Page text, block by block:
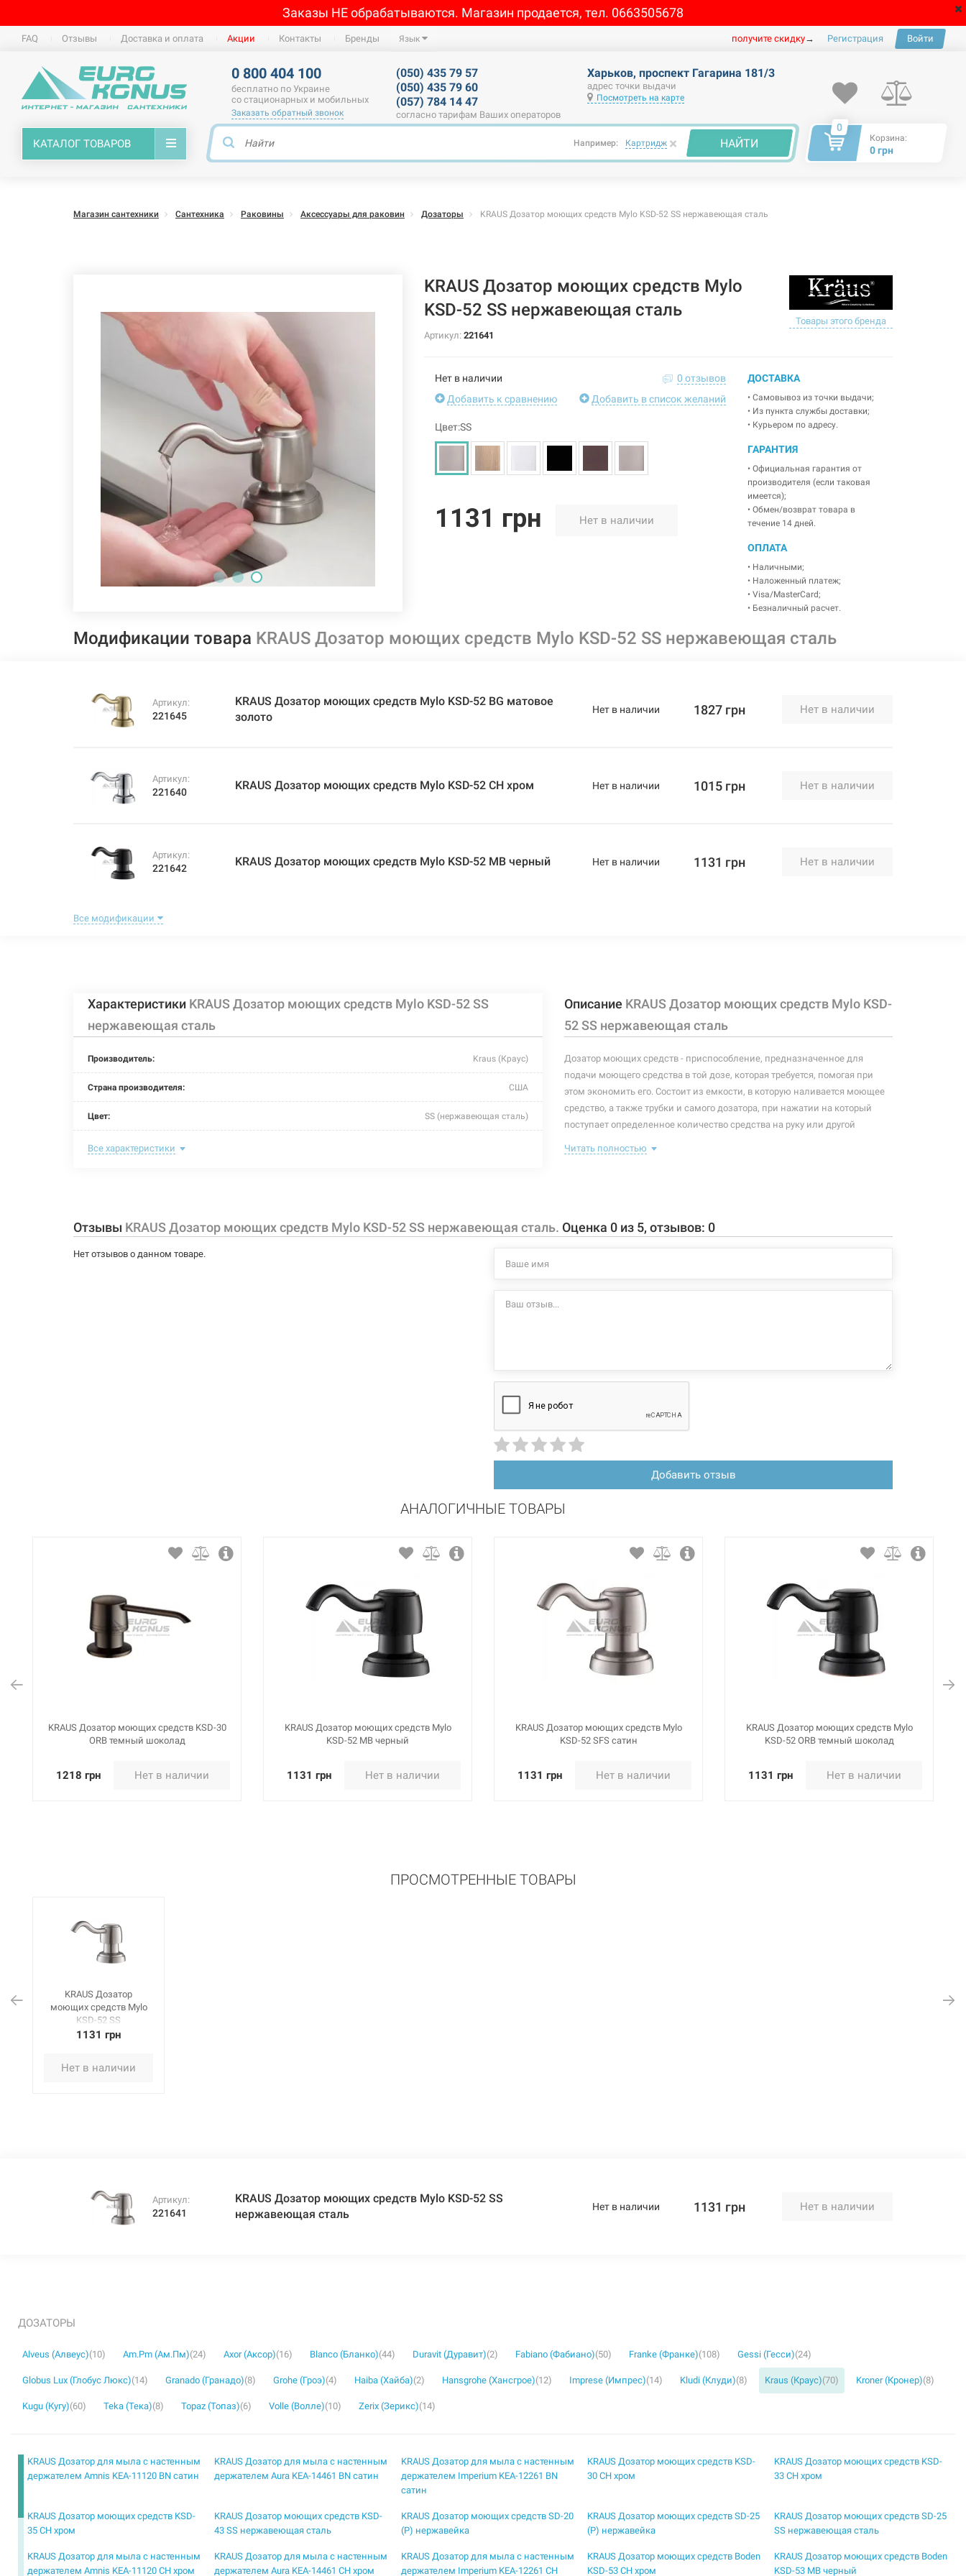
Заказы НЕ обрабатываются. Магазин продается, тел. 0663505678
FAQ Отзывы Доставка и оплата Акции Контакты Бренды Язык получите скидку→ Регистрация Войти
0 800 404 100
бесплатно по Украине
со стационарных и мобильных
Заказать обратный звонок
(050) 435 79 57
(050) 435 79 60
(057) 784 14 47
согласно тарифам Ваших операторов
Харьков, проспект Гагарина 181/3
адрес точки выдачи
Посмотреть на карте
КАТАЛОГ ТОВАРОВ Например: Картридж × НАЙТИ
0
Корзина:
0 грн
Магазин сантехники Сантехника Раковины Аксессуары для раковин Дозаторы KRAUS Дозатор моющих средств Mylo KSD-52 SS нержавеющая сталь
KRAUS Дозатор моющих средств Mylo
KSD-52 SS нержавеющая сталь
Товары этого бренда
Артикул: 221641
Нет в наличии
0 отзывов
Добавить к сравнению
Добавить в список желаний
Цвет:SS
1131 грн Нет в наличии
ДОСТАВКА
• Самовывоз из точки выдачи;
• Из пункта службы доставки;
• Курьером по адресу.
ГАРАНТИЯ
• Официальная гарантия от
производителя (если таковая
имеется);
• Обмен/возврат товара в
течение 14 дней.
ОПЛАТА
• Наличными;
• Наложенный платеж;
• Visa/MasterCard;
• Безналичный расчет.
Модификации товара KRAUS Дозатор моющих средств Mylo KSD-52 SS нержавеющая сталь
Артикул:
221645
KRAUS Дозатор моющих средств Mylo KSD-52 BG матовое
золото
Нет в наличии 1827 грн Нет в наличии
Артикул:
221640 KRAUS Дозатор моющих средств Mylo KSD-52 CH хром Нет в наличии 1015 грн Нет в наличии
Артикул:
221642 KRAUS Дозатор моющих средств Mylo KSD-52 MB черный Нет в наличии 1131 грн Нет в наличии
Артикул:
221643 KRAUS Дозатор моющих средств Mylo KSD-52 SFS сатин 1131 грн Нет в наличии
Все модификации
Характеристики KRAUS Дозатор моющих средств Mylo KSD-52 SS
нержавеющая сталь
Производитель: Kraus (Краус)
Страна производителя: США
Цвет: SS (нержавеющая сталь)
Длина:
Материал: латунь/пластик
Тип монтажа: встроенный
Все характеристики
Описание KRAUS Дозатор моющих средств Mylo KSD-
52 SS нержавеющая сталь
Дозатор моющих средств - приспособление, предназначенное для
подачи моющего средства в той дозе, которая требуется, помогая при
этом экономить его. Состоит из емкости, в которую наливается моющее
средство, а также трубки и самого дозатора, при нажатии на который
поступает определенное количество средства на руку или другой
зрения попадает только дозатор, который можно комбинировать в
Характеристики и конфигурация изделия, а также комплектация товара
Читать полностью
Отзывы KRAUS Дозатор моющих средств Mylo KSD-52 SS нержавеющая сталь. Оценка 0 из 5, отзывов: 0
Нет отзывов о данном товаре.
Добавить отзыв
АНАЛОГИЧНЫЕ ТОВАРЫ
KRAUS Дозатор моющих средств Mylo
KSD-52 MB черный
1131 грн Нет в наличии
KRAUS Дозатор моющих средств Mylo
KSD-52 SFS сатин
1131 грн Нет в наличии
KRAUS Дозатор моющих средств Mylo
KSD-52 ORB темный шоколад
1131 грн Нет в наличии
KRAUS Дозатор моющих средств Boden
KSD-53 CH хром
1160 грн Нет в наличии
ПРОСМОТРЕННЫЕ ТОВАРЫ
KRAUS Дозатор
моющих средств Mylo
KSD-52 SS
нержавеющая сталь
1131 грн
Нет в наличии
Артикул:
221641
KRAUS Дозатор моющих средств Mylo KSD-52 SS
нержавеющая сталь
Нет в наличии 1131 грн Нет в наличии
ДОЗАТОРЫ
Alveus (Алвеус)(10) Am.Pm (Ам.Пм)(24) Axor (Аксор)(16) Blanco (Бланко)(44) Duravit (Дуравит)(2) Fabiano (Фабиано)(50) Franke (Франке)(108) Gessi (Гесси)(24)
Globus Lux (Глобус Люкс)(14) Granado (Гранадо)(8) Grohe (Гроэ)(4) Haiba (Хайба)(2) Hansgrohe (Хансгрое)(12) Imprese (Импрес)(14) Kludi (Клуди)(8) Kraus (Краус)(70) Kroner (Кронер)(8)
Kugu (Кугу)(60) Teka (Тека)(8) Topaz (Топаз)(6) Volle (Волле)(10) Zerix (Зерикс)(14)
KRAUS Дозатор для мыла с настенным
держателем Amnis KEA-11120 BN сатин
KRAUS Дозатор для мыла с настенным
держателем Aura KEA-14461 BN сатин
KRAUS Дозатор для мыла с настенным
держателем Imperium KEA-12261 BN
сатин
KRAUS Дозатор моющих средств KSD-
30 CH хром
KRAUS Дозатор моющих средств KSD-
33 CH хром
KRAUS Дозатор моющих средств KSD-
35 CH хром
KRAUS Дозатор моющих средств KSD-
43 SS нержавеющая сталь
KRAUS Дозатор моющих средств SD-20
(P) нержавейка
KRAUS Дозатор моющих средств SD-25
(P) нержавейка
KRAUS Дозатор моющих средств SD-25
SS нержавеющая сталь
KRAUS Дозатор для мыла с настенным
держателем Amnis KEA-11120 CH хром
KRAUS Дозатор для мыла с настенным
держателем Aura KEA-14461 CH хром
KRAUS Дозатор для мыла с настенным
держателем Imperium KEA-12261 CH
KRAUS Дозатор моющих средств Boden
KSD-53 CH хром
KRAUS Дозатор моющих средств Boden
KSD-53 MB черный